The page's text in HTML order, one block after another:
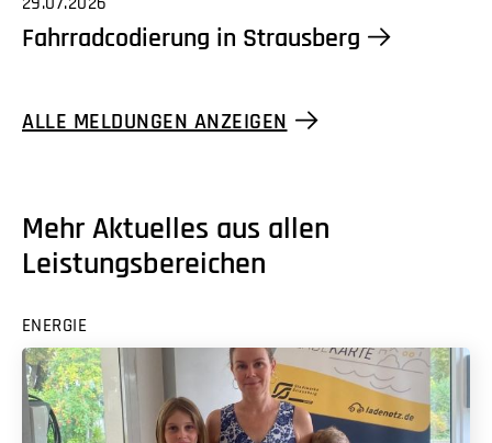
Fahrradcodierung in Strausberg
ALLE MELDUNGEN ANZEIGEN
Mehr Aktuelles aus allen
Leistungsbereichen
ENERGIE